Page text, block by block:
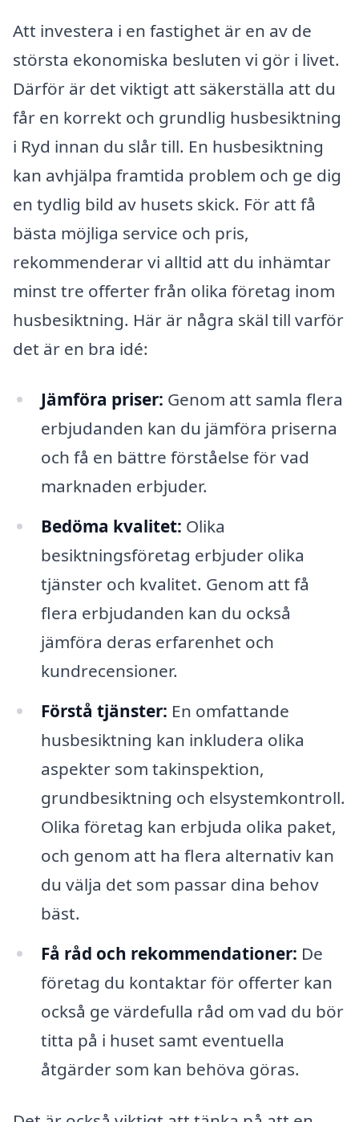
Att investera i en fastighet är en av de
största ekonomiska besluten vi gör i livet.
Därför är det viktigt att säkerställa att du
får en korrekt och grundlig husbesiktning
i Ryd innan du slår till. En husbesiktning
kan avhjälpa framtida problem och ge dig
en tydlig bild av husets skick. För att få
bästa möjliga service och pris,
rekommenderar vi alltid att du inhämtar
minst tre offerter från olika företag inom
husbesiktning. Här är några skäl till varför
det är en bra idé:
Jämföra priser: Genom att samla flera
erbjudanden kan du jämföra priserna
och få en bättre förståelse för vad
marknaden erbjuder.
Bedöma kvalitet: Olika
besiktningsföretag erbjuder olika
tjänster och kvalitet. Genom att få
flera erbjudanden kan du också
jämföra deras erfarenhet och
kundrecensioner.
Förstå tjänster: En omfattande
husbesiktning kan inkludera olika
aspekter som takinspektion,
grundbesiktning och elsystemkontroll.
Olika företag kan erbjuda olika paket,
och genom att ha flera alternativ kan
du välja det som passar dina behov
bäst.
Få råd och rekommendationer: De
företag du kontaktar för offerter kan
också ge värdefulla råd om vad du bör
titta på i huset samt eventuella
åtgärder som kan behöva göras.